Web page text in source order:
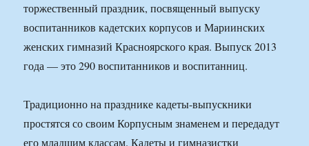
торжественный праздник, посвященный выпуску
воспитанников кадетских корпусов и Мариинских
женских гимназий Красноярского края. Выпуск 2013
года — это 290 воспитанников и воспитанниц.
Традиционно на празднике кадеты-выпускники
простятся со своим Корпусным знаменем и передадут
его младшим классам. Кадеты и гимназистки